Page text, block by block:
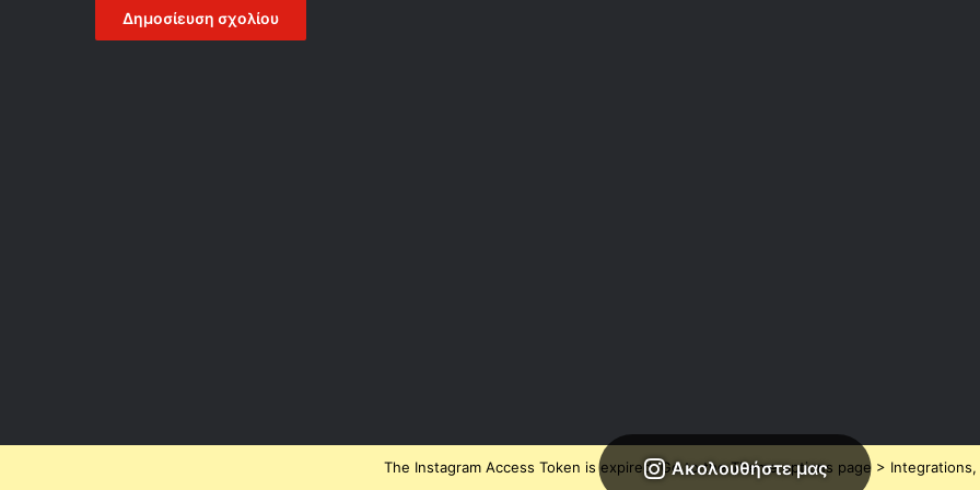
Ακολουθήστε μας
The Instagram Access Token is expired, Go to the Theme options page >